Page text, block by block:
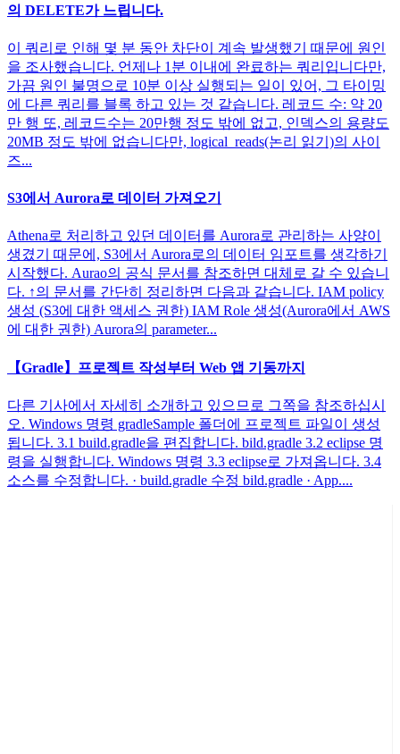
의 DELETE가 느립니다.
이 쿼리로 인해 몇 분 동안 차단이 계속 발생했기 때문에 원인
을 조사했습니다. 언제나 1분 이내에 완료하는 쿼리입니다만,
가끔 원인 불명으로 10분 이상 실행되는 일이 있어, 그 타이밍
에 다른 쿼리를 블록 하고 있는 것 같습니다. 레코드 수: 약 20
만 행 또, 레코드수는 20만행 정도 밖에 없고, 인덱스의 용량도
20MB 정도 밖에 없습니다만, logical_reads(논리 읽기)의 사이
즈...
S3에서 Aurora로 데이터 가져오기
Athena로 처리하고 있던 데이터를 Aurora로 관리하는 사양이
생겼기 때문에, S3에서 Aurora로의 데이터 임포트를 생각하기
시작했다. Aurao의 공식 문서를 참조하면 대체로 갈 수 있습니
다. ↑의 문서를 간단히 정리하면 다음과 같습니다. IAM policy
생성 (S3에 대한 액세스 권한) IAM Role 생성(Aurora에서 AWS
에 대한 권한) Aurora의 parameter...
【Gradle】프로젝트 작성부터 Web 앱 기동까지
다른 기사에서 자세히 소개하고 있으므로 그쪽을 참조하십시
오. Windows 명령 gradleSample 폴더에 프로젝트 파일이 생성
됩니다. 3.1 build.gradle을 편집합니다. bild.gradle 3.2 eclipse 명
령을 실행합니다. Windows 명령 3.3 eclipse로 가져옵니다. 3.4
소스를 수정합니다. · build.gradle 수정 bild.gradle · App....